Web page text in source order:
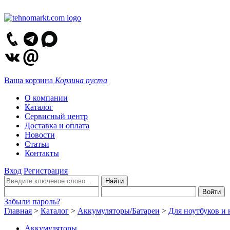
Ваша корзина Корзина пуста
О компании
Каталог
Сервисный центр
Доставка и оплата
Новости
Статьи
Контакты
Вход Регистрация
Забыли пароль?
Главная > Каталог > Аккумуляторы/Батареи > Для ноутбуков и
Аккумуляторы